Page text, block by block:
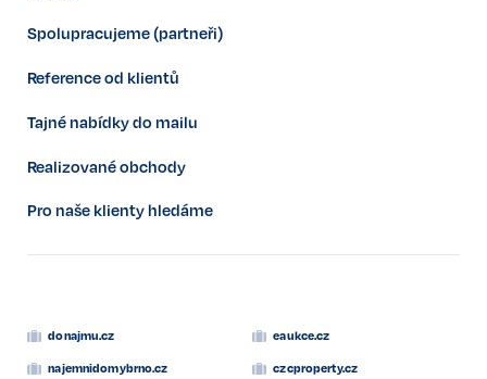
Spolupracujeme (partneři)
Reference od klientů
Tajné nabídky do mailu
Realizované obchody
Pro naše klienty hledáme
donajmu.cz
eaukce.cz
najemnidomybrno.cz
czcproperty.cz